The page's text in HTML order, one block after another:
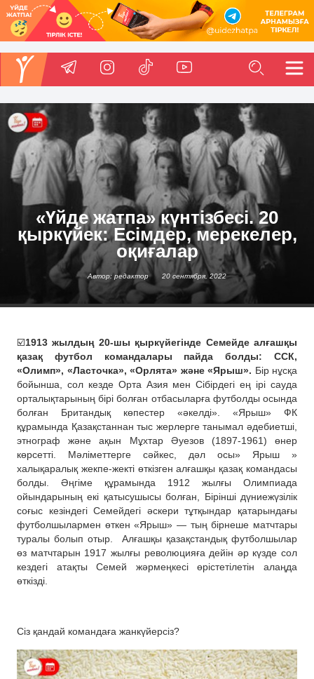
«Үйде жатпа» күнтізбесі. 20
қыркүйек: Есімдер, мерекелер,
оқиғалар
Автор: редактор 20 сентября, 2022
☑️1913 жылдың 20-шы қыркүйегінде Семейде алғашқы
қазақ футбол командалары пайда болды: ССК,
«Олимп», «Ласточка», «Орлята» және «Ярыш». Бір нұсқа
бойынша, сол кезде Орта Азия мен Сібірдегі ең ірі сауда
орталықтарының бірі болған отбасыларға футболды осында
болған Британдық көпестер «әкелді». «Ярыш» ФК
құрамында Қазақстаннан тыс жерлерге танымал әдебиетші,
этнограф және ақын Мұхтар Әуезов (1897-1961) өнер
көрсетті. Мәліметтерге сәйкес, дәл осы» Ярыш »
халықаралық жекпе-жекті өткізген алғашқы қазақ командасы
болды. Әңгіме құрамында 1912 жылғы Олимпиада
ойындарының екі қатысушысы болған, Бірінші дүниежүзілік
соғыс кезіндегі Семейдегі әскери тұтқындар қатарындағы
футболшылармен өткен «Ярыш» — тың бірнеше матчтары
туралы болып отыр.
Алғашқы қазақстандық футболшылар
өз матчтарын 1917 жылғы революцияға дейін әр күзде сол
кездегі атақты Семей жәрмеңкесі өрістетілетін алаңда
өткізді.
Сіз қандай командаға жанкүйерсіз?